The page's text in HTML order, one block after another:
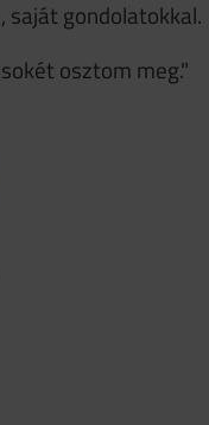
saját gondolatokkal.
osztom meg."